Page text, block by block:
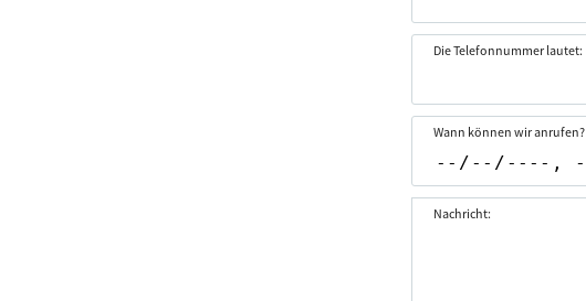
Die Telefonnummer lautet:
Wann können wir anrufen?
Nachricht: